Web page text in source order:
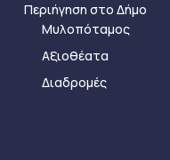
Περιήγηση στο Δήμο
Μυλοπόταμος
Αξιοθέατα
Διαδρομές